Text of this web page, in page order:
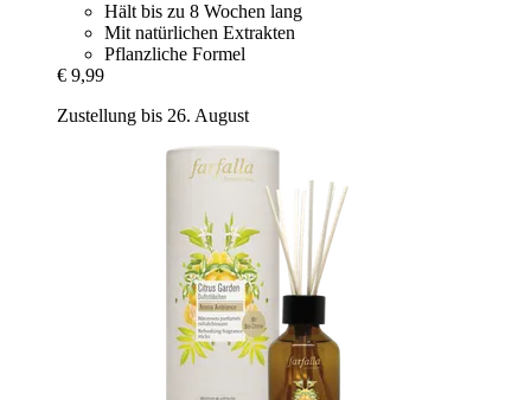
Hält bis zu 8 Wochen lang
Mit natürlichen Extrakten
Pflanzliche Formel
€ 9,99
Zustellung bis 26. August